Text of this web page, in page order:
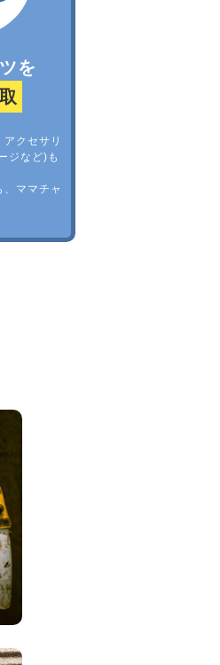
を
クセサリ
ジなど)も
ママチャ